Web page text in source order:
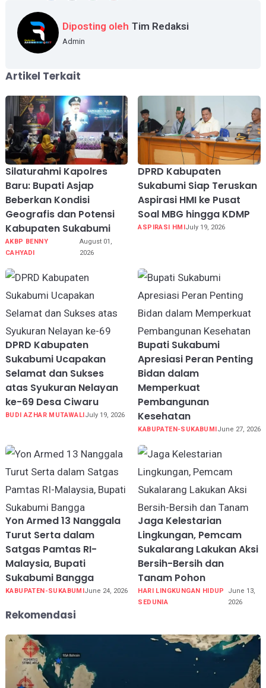
Diposting oleh Tim Redaksi
Admin
Artikel Terkait
Silaturahmi Kapolres
Baru: Bupati Asjap
Beberkan Kondisi
Geografis dan Potensi
Kabupaten Sukabumi
AKBP BENNY
CAHYADI
August 01,
2026
DPRD Kabupaten
Sukabumi Siap Teruskan
Aspirasi HMI ke Pusat
Soal MBG hingga KDMP
ASPIRASI HMI July 19, 2026
DPRD Kabupaten
Sukabumi Ucapakan
Selamat dan Sukses
atas Syukuran Nelayan
ke-69 Desa Ciwaru
BUDI AZHAR MUTAWALIJuly 19, 2026
Bupati Sukabumi
Apresiasi Peran Penting
Bidan dalam
Memperkuat
Pembangunan
Kesehatan
KABUPATEN-SUKABUMIJune 27, 2026
Yon Armed 13 Nanggala
Turut Serta dalam
Satgas Pamtas RI-
Malaysia, Bupati
Sukabumi Bangga
KABUPATEN-SUKABUMIJune 24, 2026
Jaga Kelestarian
Lingkungan, Pemcam
Sukalarang Lakukan Aksi
Bersih-Bersih dan
Tanam Pohon
HARI LINGKUNGAN HIDUP
SEDUNIA
June 13,
2026
Rekomendasi